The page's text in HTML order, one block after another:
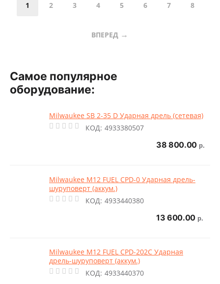
1 2 3 4 5 6 7 8
ВПЕРЕД
Самое популярное
оборудование:
Milwaukee SB 2-35 D Ударная дрель (сетевая)
КОД: 4933380507
38 800.00 р.
Milwaukee M12 FUEL CPD-0 Ударная дрель-
шуруповерт (аккум.)
КОД: 4933440380
13 600.00 р.
Milwaukee M12 FUEL CPD-202C Ударная
дрель-шуруповерт (аккум.)
КОД: 4933440370